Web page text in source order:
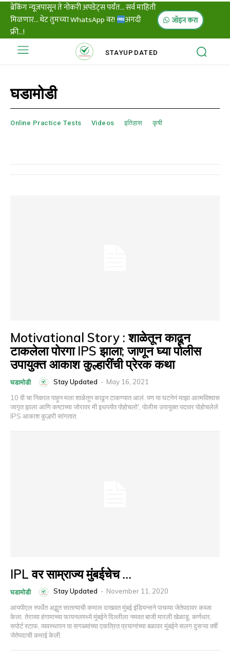
ब्रेकिंग न्यूजपासून ते नोकरी अपडेट्स पर्यंत... सर्व माहिती
मिळणार... थेट तुमच्या WhatsApp वर!
अगदी
फ्री...!
जॉइन करा
STAYUPDATED
घडामोडी
Online Practice Tests Videos इतिहास कृषी
Motivational Story : शाळेतून काढून
टाकलेला पोरगा IPS झाला; जाणून घ्या पोलीस
उपायुक्त आकाश कुल्हारींची प्रेरक कथा
घडामोडी Stay Updated - May 16, 2021
10 वी चा निकाल पाहून मला शाळेतून काढून टाकण्यात आलं. पण या घटनेनं माझा आत्मविश्वास
जागृत झाला आणि कष्टाच्या जोरावर मी इथपर्यंत पोहोचलो', पोलीस उपायुक्त पदावर पोहोचलेले
IPS आकाश कुल्हरी सांगतात.
IPL वर साम्राज्य मुंबईचेच …
घडामोडी Stay Updated - November 11, 2020
आयपीएल स्पर्धेत अद्भुत सातत्याची कमाल दाखवत मुंबई इंडियन्सने पाचव्या जेतेपदावर कब्जा
केला. तेराव्या हंगामाच्या फायनलमध्ये मुंबईने दिल्लीला नमवत बाजी मारली.खेळाडू, कर्णधार,
सपोर्ट स्टाफ, व्यवस्थापन या सगळ्यांच्या एकत्रित प्रयत्नांच्या बळावर मुंबईने सलग दुसऱ्या वर्षी
जेतेपदाची कमाई केली.